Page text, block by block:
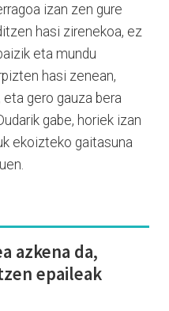
izan zen gure
hasi zirenekoa, ez
eta mundu
hasi zenean,
gero gauza bera
gabe, horiek izan
ekoizteko gaitasuna
azkena da,
epaileak